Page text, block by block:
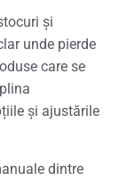
și
unde pierde
care se
și ajustările
dintre